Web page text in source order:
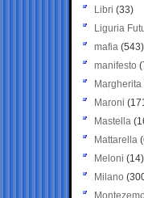
Libri (33)
Liguria
mafia (543)
manifesto
Margherita
Maroni
Mastella
Mattarella
Meloni (14)
Milano